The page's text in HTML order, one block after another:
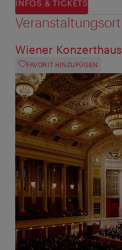
INFOS & TICKETS
Veranstaltungsort
Wiener Konzerthaus
FAVORIT HINZUFÜGEN